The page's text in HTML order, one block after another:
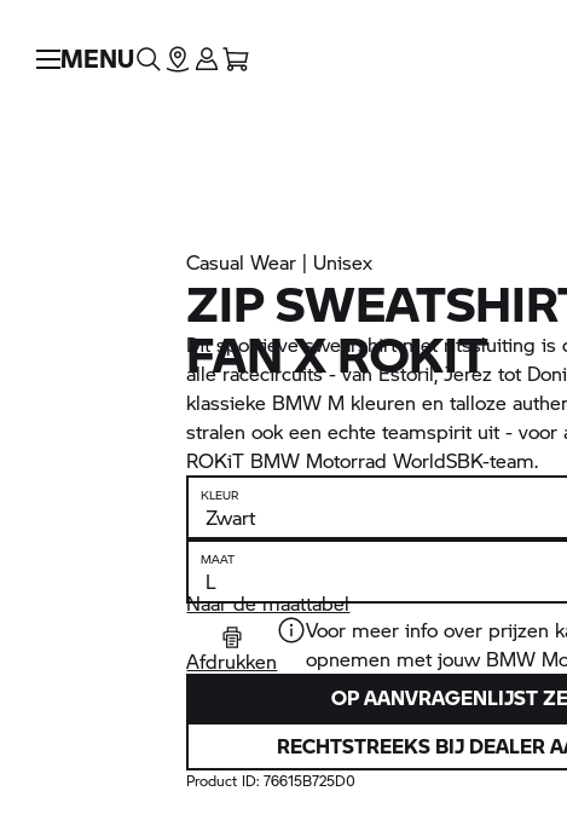
MENU
Casual Wear | Unisex
ZIP
FAN X ROKIT
Dit sportieve swearshirt met ritssluiting is
alle racecircuits - van Estoril, Jerez tot
klassieke BMW M kleuren en talloze
stralen ook een echte teamspirit uit - voor
ROKiT BMW Motorrad WorldSBK-team.
KLEUR
MAAT
Naar de maattabel
Afdrukken
Voor meer info over prijzen
opnemen met jouw BMW
OP AANVRAGENLIJST
RECHTSTREEKS BIJ DEALER
Product ID:76615B725D0